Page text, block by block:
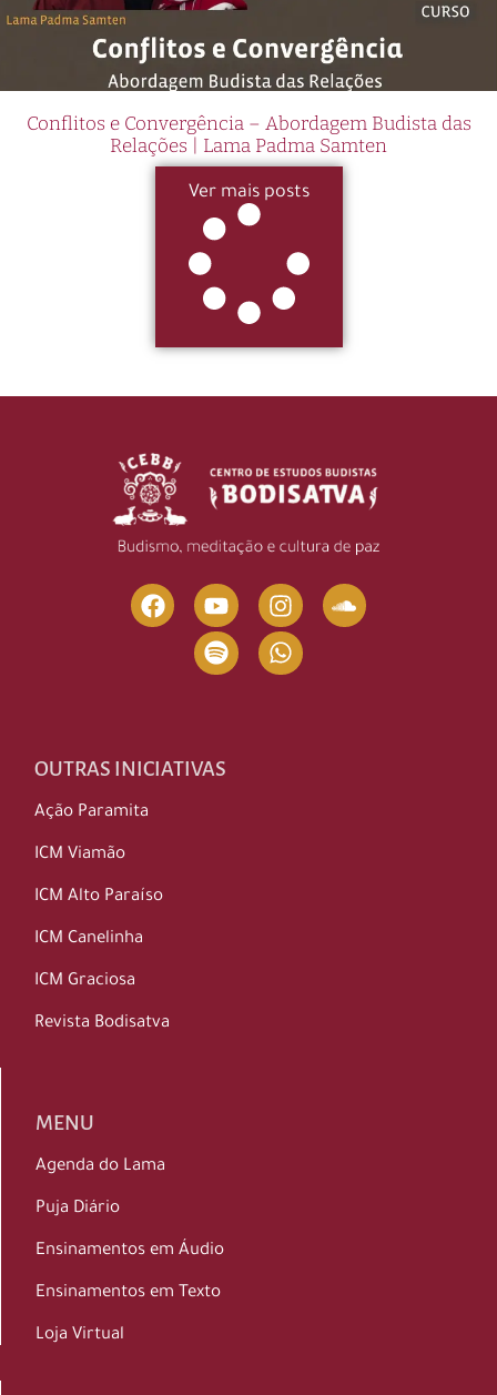
Conflitos e Convergência – Abordagem Budista das
Relações | Lama Padma Samten
Ver mais posts
OUTRAS INICIATIVAS
Ação Paramita
ICM Viamão
ICM Alto Paraíso
ICM Canelinha
ICM Graciosa
Revista Bodisatva
MENU
Agenda do Lama
Puja Diário
Ensinamentos em Áudio
Ensinamentos em Texto
Loja Virtual